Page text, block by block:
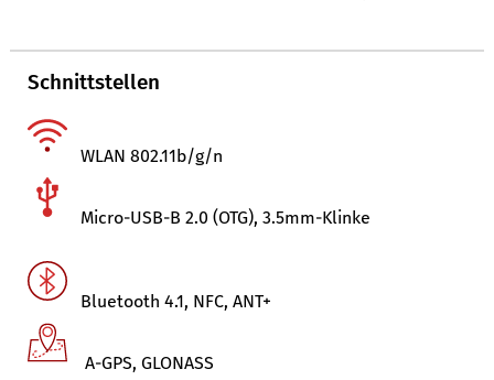
Schnittstellen
WLAN 802.11b/g/n
Micro-USB-B 2.0 (OTG), 3.5mm-Klinke
Bluetooth 4.1, NFC, ANT+
A-GPS, GLONASS